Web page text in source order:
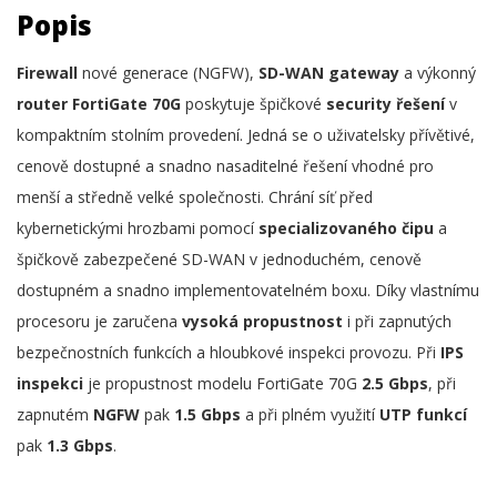
Popis
Firewall nové generace (NGFW), SD-WAN gateway a výkonný
router FortiGate 70G poskytuje špičkové security řešenív
kompaktním stolním provedení. Jedná se o uživatelsky přívětivé,
cenově dostupné a snadno nasaditelné řešení vhodné pro
menší a středně velké společnosti. Chrání síť před
kybernetickými hrozbami pomocí specializovaného čipu a
špičkově zabezpečené SD-WAN v jednoduchém, cenově
dostupném a snadno implementovatelném boxu. Díky vlastnímu
procesoru je zaručena vysoká propustnost i při zapnutých
bezpečnostních funkcích a hloubkové inspekci provozu. Při IPS
inspekci je propustnost modelu FortiGate 70G 2.5 Gbps, při
zapnutém NGFW pak 1.5 Gbps a při plném využití UTP funkcí
pak 1.3 Gbps.